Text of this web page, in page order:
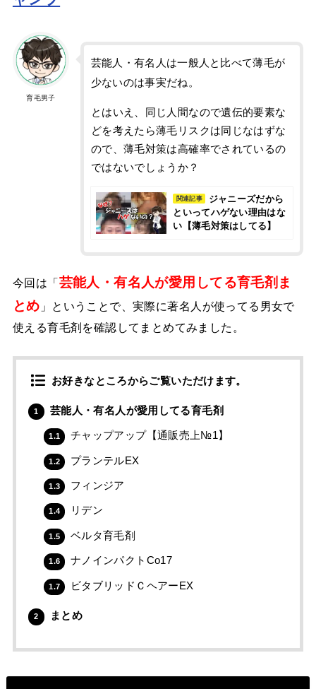
育毛男子
芸能人・有名人は一般人と比べて薄毛が
少ないのは事実だね。
とはいえ、同じ人間なので遺伝的要素な
どを考えたら薄毛リスクは同じなはずな
ので、薄毛対策は高確率でされているの
ではないでしょうか？
関連記事
ジャニーズだから
といってハゲない理由はな
い【薄毛対策はしてる】
今回は「芸能人・有名人が愛用してる育毛剤ま
とめ 」ということで、実際に著名人が使ってる男女で
使える育毛剤を確認してまとめてみました。
お好きなところからご覧いただけます。
1 芸能人・有名人が愛用してる育毛剤
1.1 チャップアップ【通販売上№1】
1.2 プランテルEX
1.3 フィンジア
1.4 リデン
1.5 ベルタ育毛剤
1.6 ナノインパクトCo17
1.7 ビタブリッドＣヘアーEX
2 まとめ